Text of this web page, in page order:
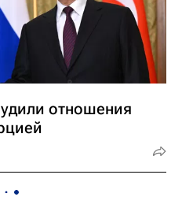
отношения